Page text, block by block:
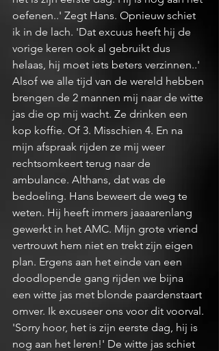
oefenen..' Zegt Hans. Opnieuw schiet
ik in de lach. 'Dat excuus heeft hij de
vorige keren ook al gebruikt dus
helaas, hij moet iets beters verzinnen..'
Alsof we alle tijd van de wereld hebben
brengen de 2 mannen mij naar de witte
jas die op mij wacht. Ze drinken een
kop koffie. Of 3. Misschien 4. En na
mijn afspraak rijden ze mij weer
rechtsomkeert terug naar de
ambulance. Althans, dat was de
bedoeling. Hans beweert de weg te
weten. Hij heeft immers jaaaarenlang
gewerkt in het AMC. Mijn grote vriend
vertrouwt hem niet en trekt zijn eigen
plan. Ergens aan het einde van een
doodlopende gang rijden we bijna
een witte jas met blonde paardenstaart
omver. Ik excuseer ons voor dit voorval.
'Sorry hoor, het is zijn eerste dag, hij is
nog aan het leren!' De witte jas schiet